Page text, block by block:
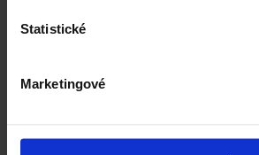
Statistické
Marketingové